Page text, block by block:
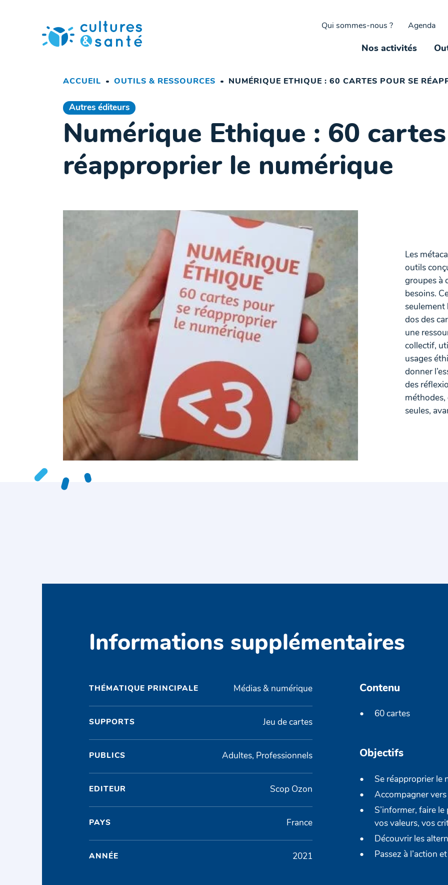
Qui sommes-nous ? Agenda
Nos activités
ACCUEIL OUTILS & RESSOURCES NUMÉRIQUE ETHIQUE : 60 CARTES POUR SE
Autres éditeurs
Numérique Ethique : 60
réapproprier le numérique
Les
outils
groupes à
besoins.
seulement
dos des
une
collectif,
usages
donner
des
méthodes,
seules,
Informations supplémentaires
THÉMATIQUE PRINCIPALE Médias & numérique
SUPPORTS Jeu de cartes
PUBLICS Adultes, Professionnels
EDITEUR Scop Ozon
PAYS France
ANNÉE 2021
Contenu
60 cartes
Objectifs
Se réapproprier le
Accompagner
S’informer, faire
vos valeurs, vos
Découvrir les
Passez à l’action